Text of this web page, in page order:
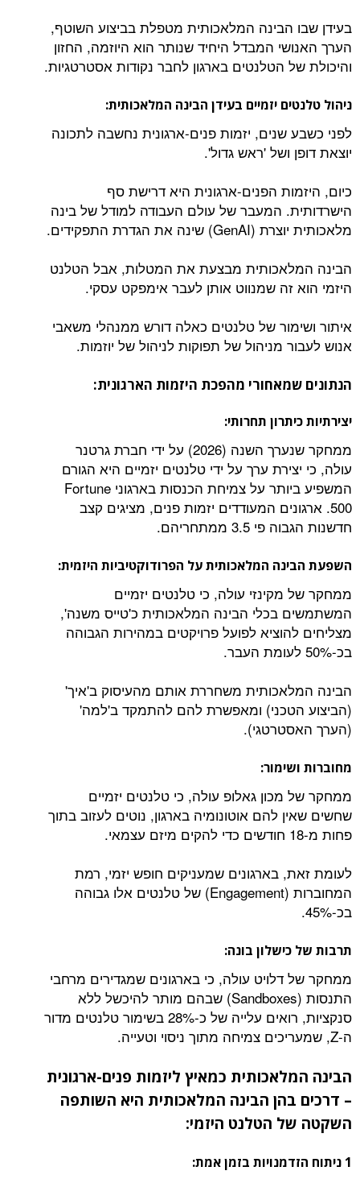
בעידן שבו הבינה המלאכותית מטפלת בביצוע השוטף,
הערך האנושי המבדל היחיד שנותר הוא היוזמה, החזון
והיכולת של הטלנטים בארגון לחבר נקודות אסטרטגיות.
ניהול טלנטים יזמיים בעידן הבינה המלאכותית:
לפני כשבע שנים, יזמות פנים-ארגונית נחשבה לתכונה
יוצאת דופן ושל 'ראש גדול'.
כיום, היזמות הפנים-ארגונית היא דרישת סף
הישרדותית. המעבר של עולם העבודה למודל של בינה
מלאכותית יוצרת (GenAI) שינה את הגדרת התפקידים.
הבינה המלאכותית מבצעת את המטלות, אבל הטלנט
היזמי הוא זה שמנווט אותן לעבר אימפקט עסקי.
איתור ושימור של טלנטים כאלה דורש ממנהלי משאבי
אנוש לעבור מניהול של תפוקות לניהול של יוזמות.
הנתונים שמאחורי מהפכת היזמות הארגונית:
יצירתיות כיתרון תחרותי:
ממחקר שנערך השנה (2026) על ידי חברת גרטנר
עולה, כי יצירת ערך על ידי טלנטים יזמיים היא הגורם
המשפיע ביותר על צמיחת הכנסות בארגוני Fortune
500. ארגונים המעודדים יזמות פנים, מציגים קצב
חדשנות הגבוה פי 3.5 ממתחריהם.
השפעת הבינה המלאכותית על הפרודוקטיביות היזמית:
ממחקר של מקינזי עולה, כי טלנטים יזמיים
המשתמשים בכלי הבינה המלאכותית כ'טייס משנה',
מצליחים להוציא לפועל פרויקטים במהירות הגבוהה
בכ-50% לעומת העבר.
הבינה המלאכותית משחררת אותם מהעיסוק ב'איך'
(הביצוע הטכני) ומאפשרת להם להתמקד ב'למה'
(הערך האסטרטגי).
מחוברות ושימור:
ממחקר של מכון גאלופ עולה, כי טלנטים יזמיים
שחשים שאין להם אוטונומיה בארגון, נוטים לעזוב בתוך
פחות מ-18 חודשים כדי להקים מיזם עצמאי.
לעומת זאת, בארגונים שמעניקים חופש יזמי, רמת
המחוברות (Engagement) של טלנטים אלו גבוהה
בכ-45%.
תרבות של כישלון בונה:
ממחקר של דלויט עולה, כי בארגונים שמגדירים מרחבי
התנסות (Sandboxes) שבהם מותר להיכשל ללא
סנקציות, רואים עלייה של כ-28% בשימור טלנטים מדור
ה-Z, שמעריכים צמיחה מתוך ניסוי וטעייה.
הבינה המלאכותית כמאיץ ליזמות פנים-ארגונית
– דרכים בהן הבינה המלאכותית היא השותפה
השקטה של הטלנט היזמי:
1 ניתוח הזדמנויות בזמן אמת: